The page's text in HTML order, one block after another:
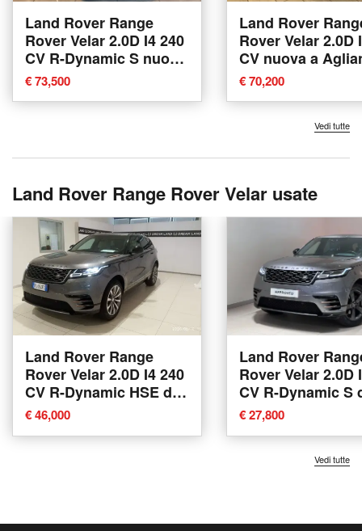
Land Rover Range
Rover Velar 2.0D I4 240
CV R-Dynamic S nuova
a Agliana
€ 73,500
Land Rover
Rover Velar 2.0D
CV nuova a
€ 70,200
Vedi tutte
Land Rover Range Rover Velar usate
Land Rover Range
Rover Velar 2.0D I4 240
CV R-Dynamic HSE del
2017 usata a Agliana
€ 46,000
Land Rover
Rover Velar 2.0D
CV R-Dynamic S
2020 usata a
€ 27,800
Vedi tutte